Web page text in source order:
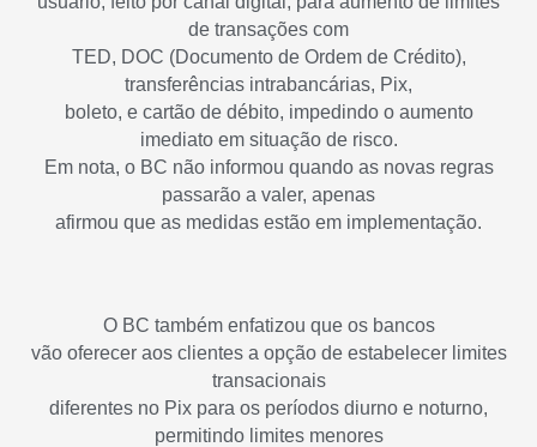
de transações com
TED, DOC (Documento de Ordem de Crédito),
transferências intrabancárias, Pix,
boleto, e cartão de débito, impedindo o aumento
imediato em situação de risco.
Em nota, o BC não informou quando as novas regras
passarão a valer, apenas
afirmou que as medidas estão em implementação.
O BC também enfatizou que os bancos
vão oferecer aos clientes a opção de estabelecer limites
transacionais
diferentes no Pix para os períodos diurno e noturno,
permitindo limites menores